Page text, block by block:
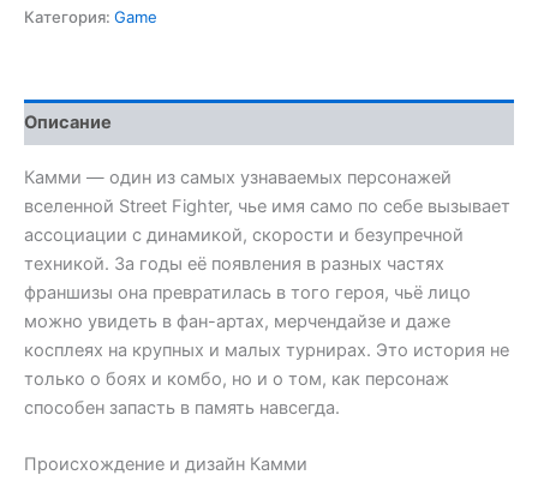
3D
Категория: Game
Описание
Камми — один из самых узнаваемых персонажей
вселенной Street Fighter, чье имя само по себе вызывает
ассоциации с динамикой, скорости и безупречной
техникой. За годы её появления в разных частях
франшизы она превратилась в того героя, чьё лицо
можно увидеть в фан-артах, мерчендайзе и даже
косплеях на крупных и малых турнирах. Это история не
только о боях и комбо, но и о том, как персонаж
способен запасть в память навсегда.
Происхождение и дизайн Камми